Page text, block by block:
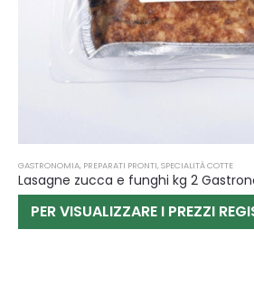
GASTRONOMIA, PREPARATI PRONTI, SPECIALITÀ COTTE
Lasagne zucca e funghi kg 2
PER VISUALIZZARE I PREZZI